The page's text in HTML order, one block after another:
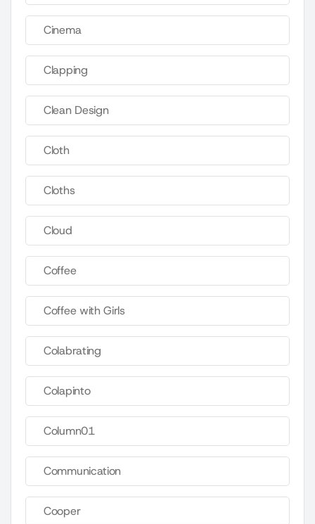
Cinema
Clapping
Clean Design
Cloth
Cloths
Cloud
Coffee
Coffee with Girls
Colabrating
Colapinto
Column01
Communication
Cooper